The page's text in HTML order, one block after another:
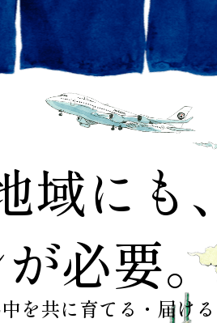
にも、
必要。
を共に育てる・届ける